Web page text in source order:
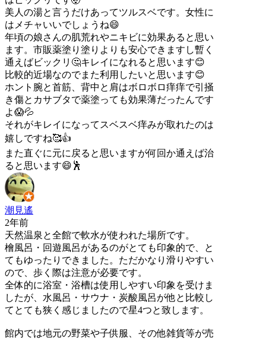
美人の湯と言うだけあってツルスベです。女性に
はメチャいいでしょうね😄
年頃の娘さんの肌荒れやニキビに効果あると思い
ます。市販薬塗り塗りよりも安心できますし暫く
通えばビックリ🤔キレイになれると思います😊
比較的近場なのでまた利用したいと思います😊
ホント腕と首筋、背中と肩はボロボロ痒痒で引掻
き傷とカサブタで薬塗っても効果薄だったんです
よ😱💦
それがキレイになってスベスベ痒みが取れたのは
嬉しですね🥰👍
また直ぐに元に戻ると思いますが何回か通えば治
ると思います😄🕺
潮見遙
2年前
天然温泉と全館で軟水が使われた場所です。
檜風呂・回遊風呂があるのがとても印象的で、と
てもゆったりできました。ただかなり滑りやすい
ので、歩く際は注意が必要です。
全体的に浴室・浴槽は使用しやすい印象を受けま
したが、水風呂・サウナ・炭酸風呂が他と比較し
てとても狭く感じましたので星4つと致します。
館内では地元の野菜や子供服、その他雑貨等が売